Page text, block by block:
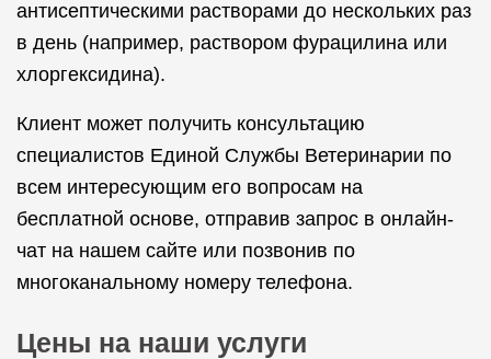
антисептическими растворами до нескольких раз
в день (например, раствором фурацилина или
хлоргексидина).
Клиент может получить консультацию
специалистов Единой Службы Ветеринарии по
всем интересующим его вопросам на
бесплатной основе, отправив запрос в онлайн-
чат на нашем сайте или позвонив по
многоканальному номеру телефона.
Цены на наши услуги